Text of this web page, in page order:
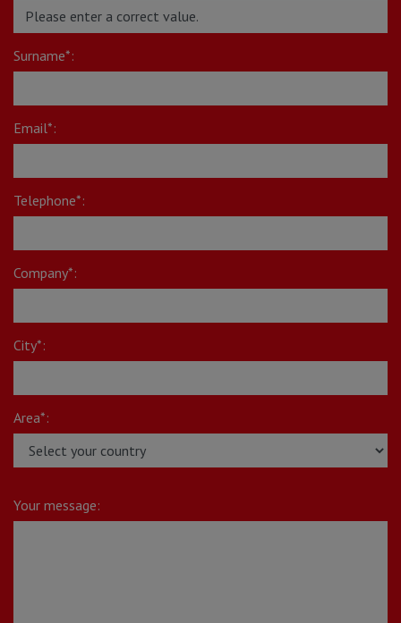
Surname*:
Email*:
Telephone*:
Company*:
City*:
Area*:
Your message: